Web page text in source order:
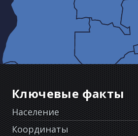
Ключевые факты
Население
Координаты